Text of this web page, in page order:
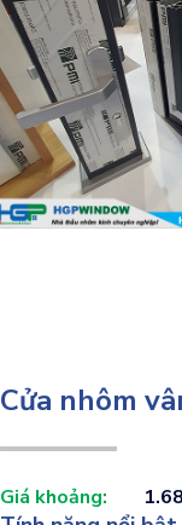
Cửa nhôm
Giá khoảng: